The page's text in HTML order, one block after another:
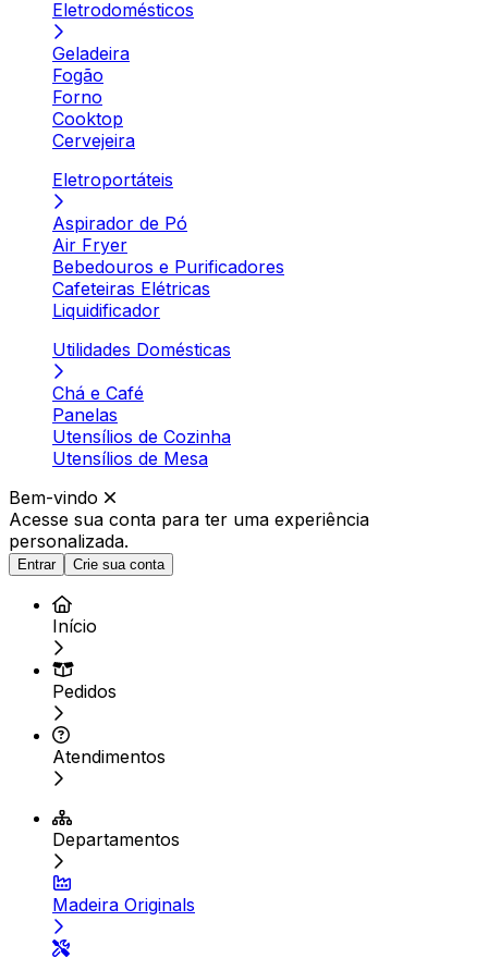
Eletrodomésticos
Geladeira
Fogão
Forno
Cooktop
Cervejeira
Eletroportáteis
Aspirador de Pó
Air Fryer
Bebedouros e Purificadores
Cafeteiras Elétricas
Liquidificador
Utilidades Domésticas
Chá e Café
Panelas
Utensílios de Cozinha
Utensílios de Mesa
Bem-vindo
Acesse sua conta para ter uma experiência
personalizada.
Entrar Crie sua conta
Início
Pedidos
Atendimentos
Departamentos
Madeira Originals